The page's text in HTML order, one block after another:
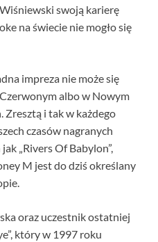
swoją karierę
na świecie nie mogło się
impreza nie może się
albo w Nowym
Zresztą i tak w każdego
czasów nagranych
„Rivers Of Babylon”,
M jest do dziś określany
oraz uczestnik ostatniej
który w 1997 roku